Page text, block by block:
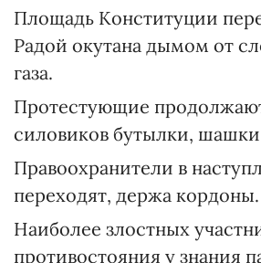
Площадь Конституции
Радой окутана дымом от
газа.
Протестующие
силовиков бутылки, шашки
Правоохранители в
переходят, держа кордоны.
Наиболее злостных
противостояния у знания